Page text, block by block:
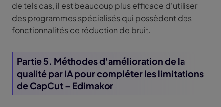
de tels cas, il est beaucoup plus efficace d'utiliser
des programmes spécialisés qui possèdent des
fonctionnalités de réduction de bruit.
Partie 5. Méthodes d'amélioration de la
qualité par IA pour compléter les limitations
de CapCut – Edimakor